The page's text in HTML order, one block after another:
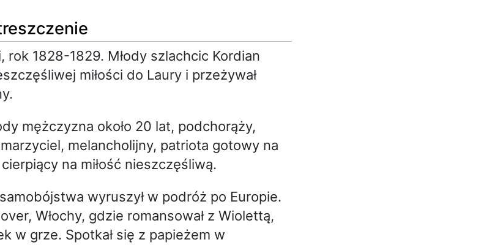
rok 1828-1829. Młody szlachcic Kordian
miłości do Laury i przeżywał
mężczyzna około 20 lat, podchorąży,
melancholijny, patriota gotowy na
na miłość nieszczęśliwą.
wyruszył w podróż po Europie.
Włochy, gdzie romansował z Wiolettą,
w grze. Spotkał się z papieżem w